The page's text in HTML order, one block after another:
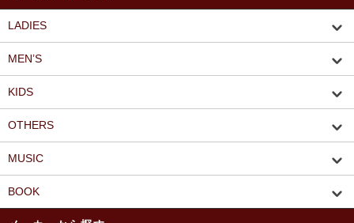
LADIES
MEN’S
KIDS
OTHERS
MUSIC
BOOK